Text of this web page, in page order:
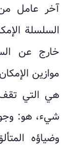
آخر عامل
السلسلة
خارج عن
موازين
هي التي
شيء، هو:
وضياؤه